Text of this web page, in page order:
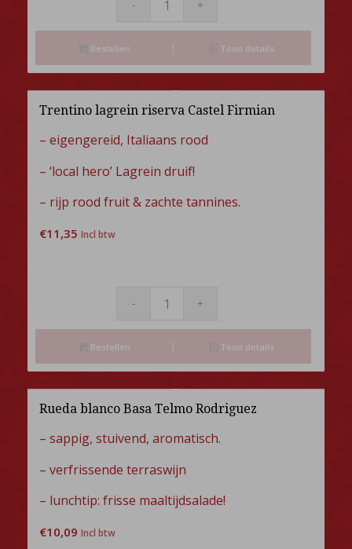
Bestellen Toon details
Trentino lagrein riserva Castel Firmian
– eigengereid, Italiaans rood
– ‘local hero’ Lagrein druif!
– rijp rood fruit & zachte tannines.
€11,35 Incl btw
Bestellen Toon details
Rueda blanco Basa Telmo Rodriguez
– sappig, stuivend, aromatisch.
– verfrissende terraswijn
– lunchtip: frisse maaltijdsalade!
€10,09 Incl btw